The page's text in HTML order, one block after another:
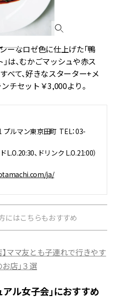
ーなロゼ色に仕上げた「鴨
は、むかごマッシュや赤ス
べて、好きなスターター+メ
チセット￥3,000より。
ルマン東京田町 TEL：03-
L.O.20:30、ドリンク L.O.21:00）
ja/
にはこちらもおすすめ
】ママ友とも子連れで行きやす
店」３選
ル女子会」におすすめ